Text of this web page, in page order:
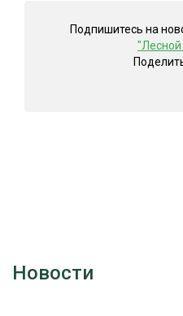
Подпишитесь на
"Лесной
Новости